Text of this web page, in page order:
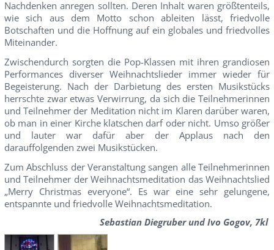
Nachdenken anregen sollten. Deren Inhalt waren größtenteils,
wie sich aus dem Motto schon ableiten lässt, friedvolle
Botschaften und die Hoffnung auf ein globales und friedvolles
Miteinander.
Zwischendurch sorgten die Pop-Klassen mit ihren grandiosen
Performances diverser Weihnachtslieder immer wieder für
Begeisterung. Nach der Darbietung des ersten Musikstücks
herrschte zwar etwas Verwirrung, da sich die Teilnehmerinnen
und Teilnehmer der Meditation nicht im Klaren darüber waren,
ob man in einer Kirche klatschen darf oder nicht. Umso größer
und lauter war dafür aber der Applaus nach den
darauffolgenden zwei Musikstücken.
Zum Abschluss der Veranstaltung sangen alle Teilnehmerinnen
und Teilnehmer der Weihnachtsmeditation das Weihnachtslied
„Merry Christmas everyone“. Es war eine sehr gelungene,
entspannte und friedvolle Weihnachtsmeditation.
Sebastian Diegruber und Ivo Gogov, 7kl